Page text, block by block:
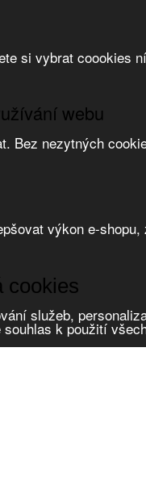
si vybrat coookies
webu
Bez nezytných
výkon e-
cookies
služeb,
souhlas k použití
obsah